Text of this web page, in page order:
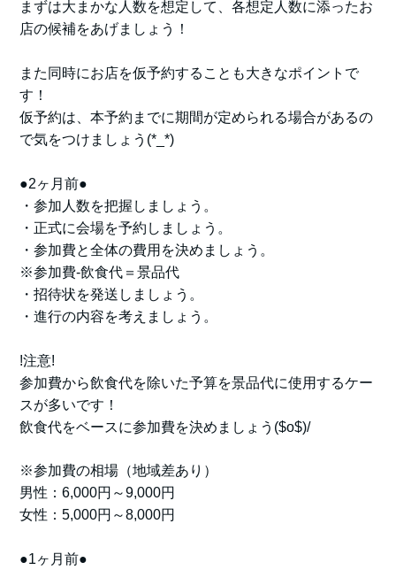
まずは大まかな人数を想定して、各想定人数に添ったお
店の候補をあげましょう！
また同時にお店を仮予約することも大きなポイントで
す！
仮予約は、本予約までに期間が定められる場合があるの
で気をつけましょう(*_*)
●2ヶ月前●
・参加人数を把握しましょう。
・正式に会場を予約しましょう。
・参加費と全体の費用を決めましょう。
※参加費-飲食代＝景品代
・招待状を発送しましょう。
・進行の内容を考えましょう。
!注意!
参加費から飲食代を除いた予算を景品代に使用するケー
スが多いです！
飲食代をベースに参加費を決めましょう($o$)/
※参加費の相場（地域差あり）
男性：6,000円～9,000円
女性：5,000円～8,000円
●1ヶ月前●